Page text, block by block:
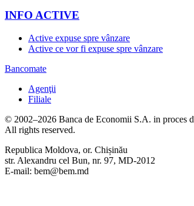
INFO ACTIVE
Active expuse spre vânzare
Active ce vor fi expuse spre vânzare
Bancomate
Agenţii
Filiale
© 2002–2026 Banca de Economii S.A. in proces
All rights reserved.
Republica Moldova, or. Chișinău
str. Alexandru cel Bun, nr. 97, MD-2012
E-mail: bem@bem.md